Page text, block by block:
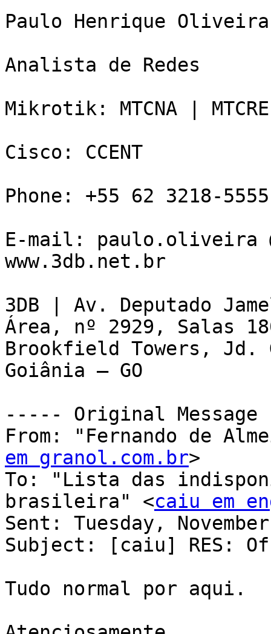
Paulo Henrique
Analista de Redes
Mikrotik: MTCNA |
Cisco: CCENT
Phone: +55 62 3218-
E-mail: paulo.oliveira
www.3db.net.br
3DB | Av. Deputado
Área, nº 2929, Salas
Brookfield Towers, Jd.
Goiânia – GO
----- Original
From: "Fernando de
em granol.com.br>
To: "Lista das
brasileira" <caiu em
Sent: Tuesday,
Subject: [caiu] RES:
Tudo normal por aqui.